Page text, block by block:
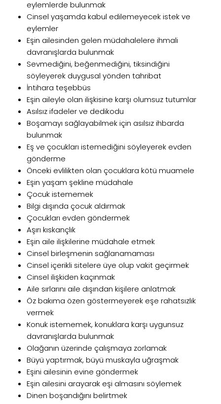
eylemlerde bulunmak
Cinsel yaşamda kabul edilemeyecek istek ve
eylemler
Eşin ailesinden gelen müdahalelere ihmali
davranışlarda bulunmak
Sevmediğini, beğenmediğini, tiksindiğini
söyleyerek duygusal yönden tahribat
İntihara teşebbüs
Eşin aileyle olan ilişkisine karşı olumsuz tutumlar
Asılsız ifadeler ve dedikodu
Boşamayı sağlayabilmek için asılsız ihbarda
bulunmak
Eş ve çocukları istemediğini söyleyerek evden
gönderme
Önceki evlilikten olan çocuklara kötü muamele
Eşin yaşam şekline müdahale
Çocuk istememek
Bilgi dışında çocuk aldırmak
Çocukları evden göndermek
Aşırı kıskançlık
Eşin aile ilişkilerine müdahale etmek
Cinsel birleşmenin sağlanamaması
Cinsel içerikli sitelere üye olup vakit geçirmek
Cinsel ilişkiden kaçınmak
Aile sırlarını aile dışından kişilere anlatmak
Öz bakıma özen göstermeyerek eşe rahatsızlık
vermek
Konuk istememek, konuklara karşı uygunsuz
davranışlarda bulunmak
Olağanın üzerinde çalışmaya zorlamak
Büyü yaptırmak, büyü muskayla uğraşmak
Eşini ailesinin evine göndermek
Eşin ailesini arayarak eşi almasını söylemek
Dinen boşandığını belirtmek